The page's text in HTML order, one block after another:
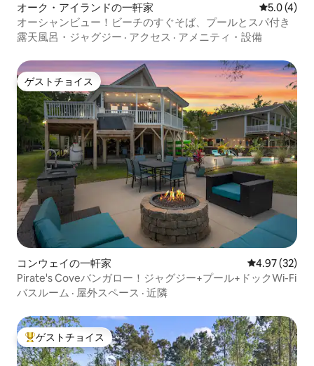
オーク・アイランドの一軒家 レビュー4
5.0 (4)
オーシャンビュー！ビーチのすぐそば、プールとスパ付き
露天風呂・ジャグジー · アクセス · アメニティ・設備
ゲストチョイス
ゲストチョイス
コンウェイの一軒家 レビュー32
4.97 (32)
Pirate's Coveバンガロー！ジャグジー+プール+ドックWi-Fi
バスルーム · 屋外スペース · 近隣
大好評のゲストチョイスです。
ゲストチョイス